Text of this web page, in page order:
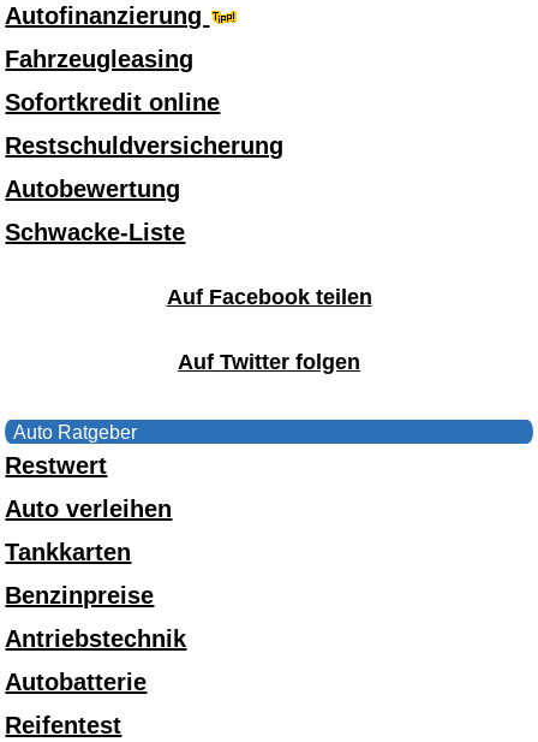
Autofinanzierung
Fahrzeugleasing
Sofortkredit online
Restschuldversicherung
Autobewertung
Schwacke-Liste
Auf Facebook teilen
Auf Twitter folgen
Auto Ratgeber
Restwert
Auto verleihen
Tankkarten
Benzinpreise
Antriebstechnik
Autobatterie
Reifentest